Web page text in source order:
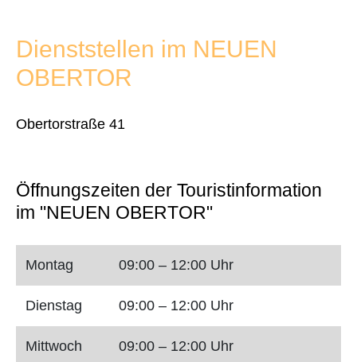
Dienststellen im NEUEN
OBERTOR
Obertorstraße 41
Öffnungszeiten der Touristinformation
im "NEUEN OBERTOR"
Montag 09:00 – 12:00 Uhr
Dienstag 09:00 – 12:00 Uhr
Mittwoch 09:00 – 12:00 Uhr